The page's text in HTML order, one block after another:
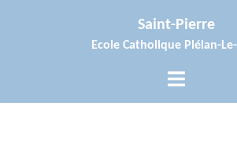
Saint-Pierre
Ecole Catholique Plélan-
Ouvrir/fermer